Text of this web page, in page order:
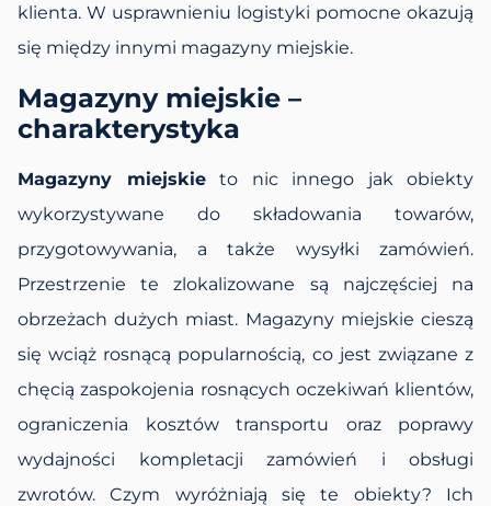
klienta. W usprawnieniu logistyki pomocne okazują
się między innymi magazyny miejskie.
Magazyny miejskie –
charakterystyka
Magazyny miejskieto nic innego jak obiekty
wykorzystywane do składowania towarów,
przygotowywania, a także wysyłki zamówień.
Przestrzenie te zlokalizowane są najczęściej na
obrzeżach dużych miast. Magazyny miejskie cieszą
się wciąż rosnącą popularnością, co jest związane z
chęcią zaspokojenia rosnących oczekiwań klientów,
ograniczenia kosztów transportu oraz poprawy
wydajności kompletacji zamówień i obsługi
zwrotów. Czym wyróżniają się te obiekty? Ich